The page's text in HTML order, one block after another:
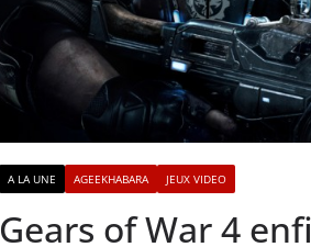
A LA UNE AGEEKHABARA JEUX VIDEO
Gears of War 4